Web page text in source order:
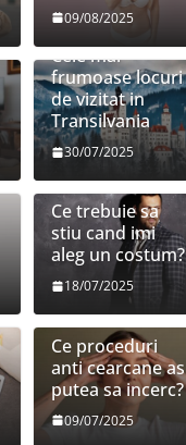
09/08/2025
Cele mai
frumoase locuri
de vizitat in
Transilvania
30/07/2025
Ce trebuie sa
stiu cand imi
aleg un costum?
18/07/2025
Ce proceduri
anti cearcane as
putea sa incerc?
09/07/2025